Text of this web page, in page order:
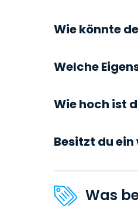
Wie könnte
Welche
Wie hoch ist
Besitzt du
Was